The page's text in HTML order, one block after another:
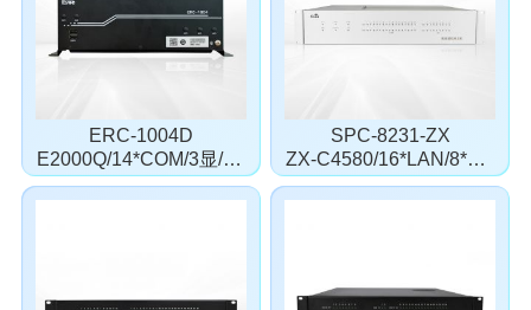
ERC-1004D
E2000Q/14*COM/3显/4L
AN
SPC-8231-ZX
ZX-C4580/16*LAN/8*CO
M/B码